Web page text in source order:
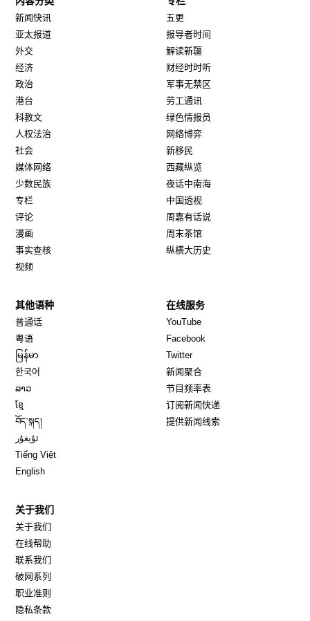
新闻快讯
亚太报道
外交
经济
政治
港台
科教文
人权法治
社会
媒体网络
少数民族
专栏
评论
漫画
事实查核
视频
五更
报导者时间
解读新疆
财经时时听
军事无禁区
劳工通讯
绿色情报员
网络博弈
新移民
西藏纵览
夜话中南海
中国透视
周嘉有话说
周末茶馆
纵横大历史
其他语种
普通话
粤语
မြန်မာ
한국어
ລາວ
ខ្មែ
བོད་སྐད།
ئۇيغۇر
Tiếng Việt
English
在线服务
YouTube
Facebook
TwitterOpens in new window
新闻聚合
节目频率表
订阅新闻快递
提供新闻线索
关于我们
关于我们
在线帮助
联系我们
破网系列
职业准则
隐私条款